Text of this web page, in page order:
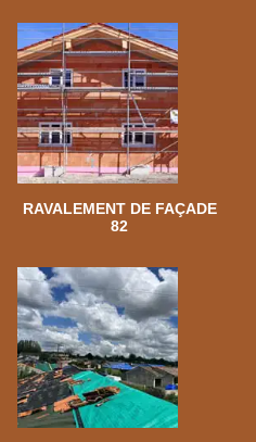
RAVALEMENT DE FAÇADE
82